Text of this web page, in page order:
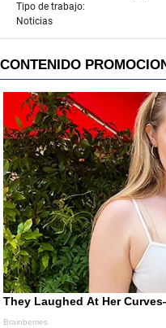
Tipo de trabajo:
Noticias